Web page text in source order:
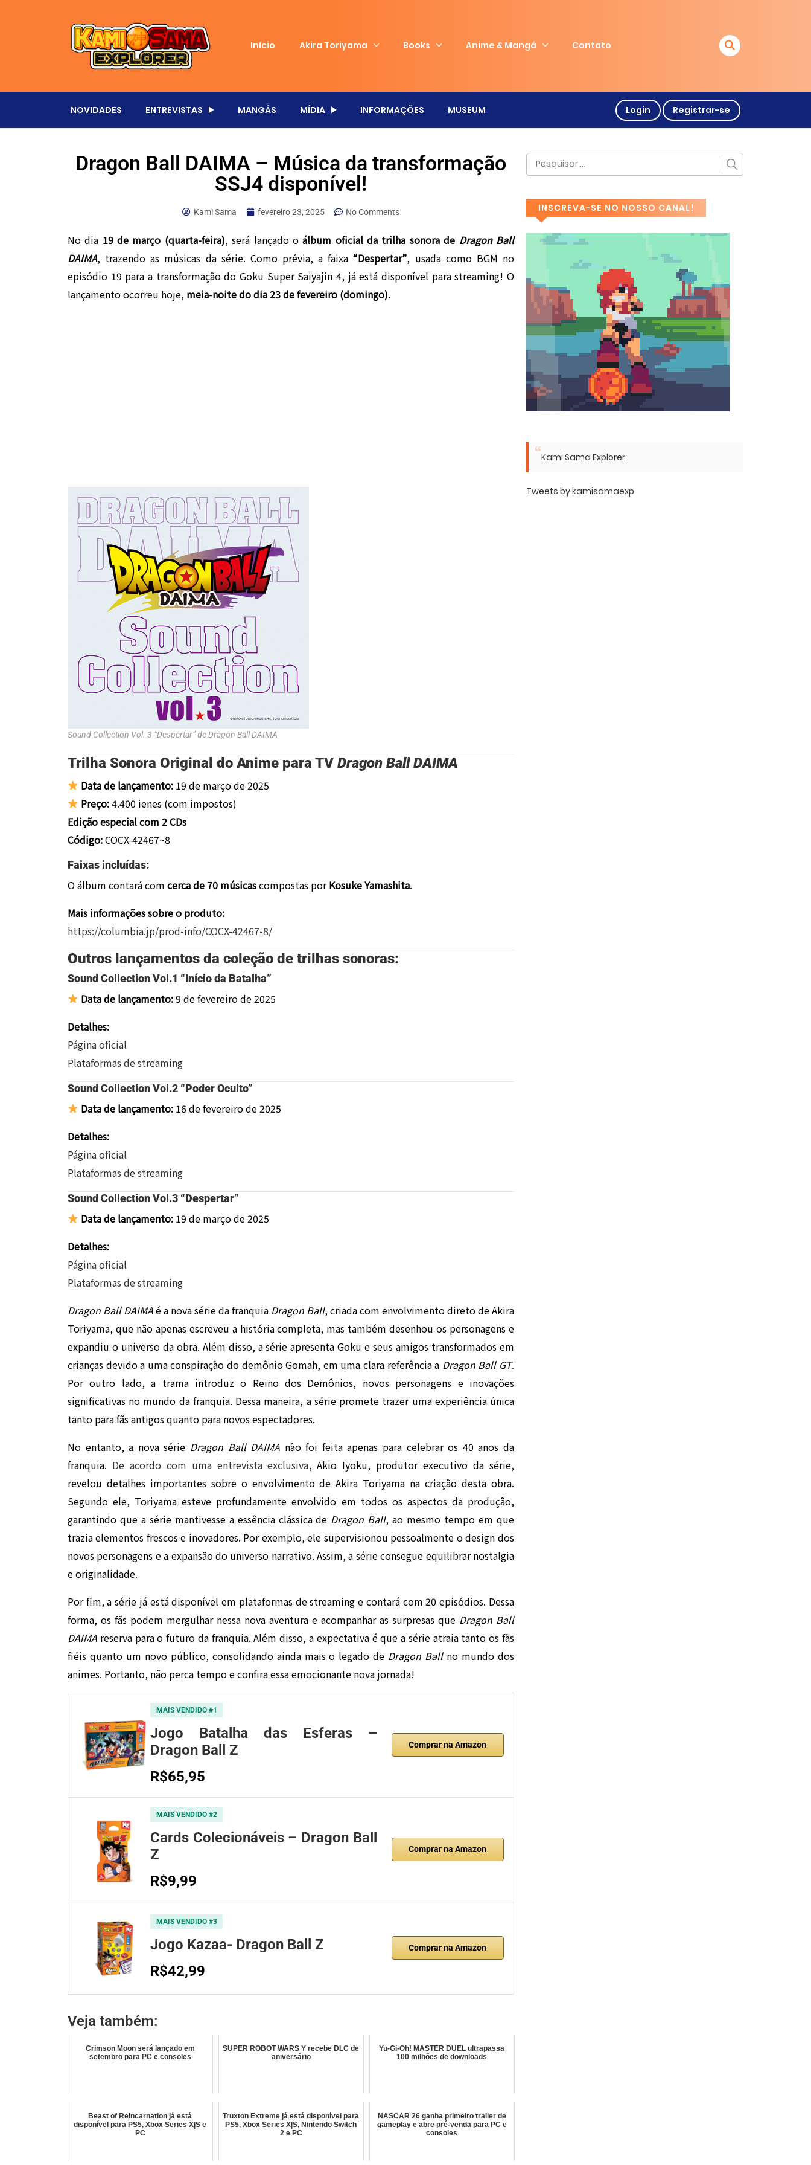
Início Akira Toriyama Books Anime & Mangá Contato
NOVIDADES ENTREVISTAS MANGÁS MÍDIA INFORMAÇÕES MUSEUM Login Registrar-se
Dragon Ball DAIMA – Música da transformação
SSJ4 disponível!
Kami Sama fevereiro 23, 2025 No Comments
No dia 19 de março (quarta-feira), será lançado oálbum oficial da trilha sonora de Dragon Ball
DAIMA, trazendo as músicas da série. Como prévia, a faixa“Despertar”, usada como BGM no
episódio 19 para a transformação do Goku Super Saiyajin 4, já está disponível para streaming! O
lançamento ocorreu hoje, meia-noite do dia 23 de fevereiro (domingo).
Sound Collection Vol. 3 “Despertar” deDragon Ball DAIMA
Trilha Sonora Original do Anime para TV Dragon Ball DAIMA
Data de lançamento: 19 de março de 2025
Preço:4.400 ienes (com impostos)
Edição especial com 2 CDs
Código:COCX-42467~8
Faixas incluídas:
O álbum contará com cerca de 70 músicascompostas porKosuke Yamashita.
Mais informações sobre o produto:
https://columbia.jp/prod-info/COCX-42467-8/
Outros lançamentos da coleção de trilhas sonoras:
Sound Collection Vol.1 “Início da Batalha”
Data de lançamento:9 de fevereiro de 2025
Detalhes:
Página oficial
Plataformas de streaming
Sound Collection Vol.2 “Poder Oculto”
Data de lançamento: 16 de fevereiro de 2025
Detalhes:
Página oficial
Plataformas de streaming
Sound Collection Vol.3 “Despertar”
Data de lançamento: 19 de março de 2025
Detalhes:
Página oficial
Plataformas de streaming
Dragon Ball DAIMAé a nova série da franquia Dragon Ball, criada com envolvimento direto de Akira
Toriyama, que não apenas escreveu a história completa, mas também desenhou os personagens e
expandiu o universo da obra. Além disso, a série apresenta Goku e seus amigos transformados em
crianças devido a uma conspiração do demônio Gomah, em uma clara referência a Dragon Ball GT.
Por outro lado, a trama introduz o Reino dos Demônios, novos personagens e inovações
significativas no mundo da franquia. Dessa maneira, a série promete trazer uma experiência única
tanto para fãs antigos quanto para novos espectadores.
No entanto, a nova série Dragon Ball DAIMA não foi feita apenas para celebrar os 40 anos da
franquia. De acordo com uma entrevista exclusiva, Akio Iyoku, produtor executivo da série,
revelou detalhes importantes sobre o envolvimento de Akira Toriyama na criação desta obra.
Segundo ele, Toriyama esteve profundamente envolvido em todos os aspectos da produção,
garantindo que a série mantivesse a essência clássica de Dragon Ball, ao mesmo tempo em que
trazia elementos frescos e inovadores. Por exemplo, ele supervisionou pessoalmente o design dos
novos personagens e a expansão do universo narrativo. Assim, a série consegue equilibrar nostalgia
e originalidade.
Por fim, a série já está disponível em plataformas de streaming e contará com 20 episódios. Dessa
forma, os fãs podem mergulhar nessa nova aventura e acompanhar as surpresas que Dragon Ball
DAIMA reserva para o futuro da franquia. Além disso, a expectativa é que a série atraia tanto os fãs
fiéis quanto um novo público, consolidando ainda mais o legado de Dragon Ballno mundo dos
animes. Portanto, não perca tempo e confira essa emocionante nova jornada!
MAIS VENDIDO #1
Jogo Batalha das Esferas –
Dragon Ball Z
R$65,95
Comprar na Amazon
MAIS VENDIDO #2
Cards Colecionáveis – Dragon Ball
Z
R$9,99
Comprar na Amazon
MAIS VENDIDO #3
Jogo Kazaa- Dragon Ball Z
R$42,99
Comprar na Amazon
Veja também:
Crimson Moon será lançado em
setembro para PC e consoles
SUPER ROBOT WARS Y recebe DLC de
aniversário
Yu-Gi-Oh! MASTER DUEL ultrapassa
100 milhões de downloads
Beast of Reincarnation já está
disponível para PS5, Xbox Series X|S e
PC
Truxton Extreme já está disponível para
PS5, Xbox Series X|S, Nintendo Switch
2 e PC
NASCAR 26 ganha primeiro trailer de
gameplay e abre pré-venda para PC e
consoles
INSCREVA-SE NO NOSSO CANAL!
Kami Sama Explorer
Tweets by kamisamaexp